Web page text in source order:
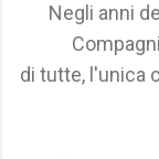
Negli anni
di tutte, l'unica